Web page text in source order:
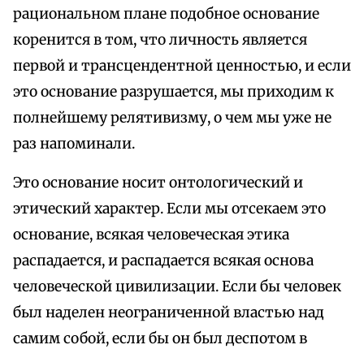
рациональном плане подобное основание
коренится в том, что личность является
первой и трансцендентной ценностью, и если
это основание разрушается, мы приходим к
полнейшему релятивизму, о чем мы уже не
раз напоминали.
Это основание носит онтологический и
этический характер. Если мы отсекаем это
основание, всякая человеческая этика
распадается, и распадается всякая основа
человеческой цивилизации. Если бы человек
был наделен неограниченной властью над
самим собой, если бы он был деспотом в